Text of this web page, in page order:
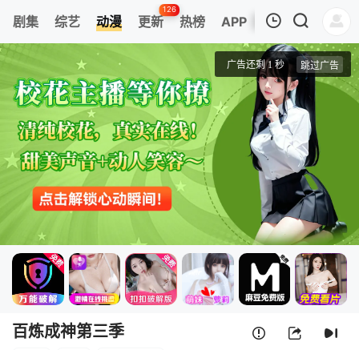
剧集 综艺 动漫 更新
126
热榜 APP
我的观影记录
1
百炼成神第三季
清空
百炼成神第三季